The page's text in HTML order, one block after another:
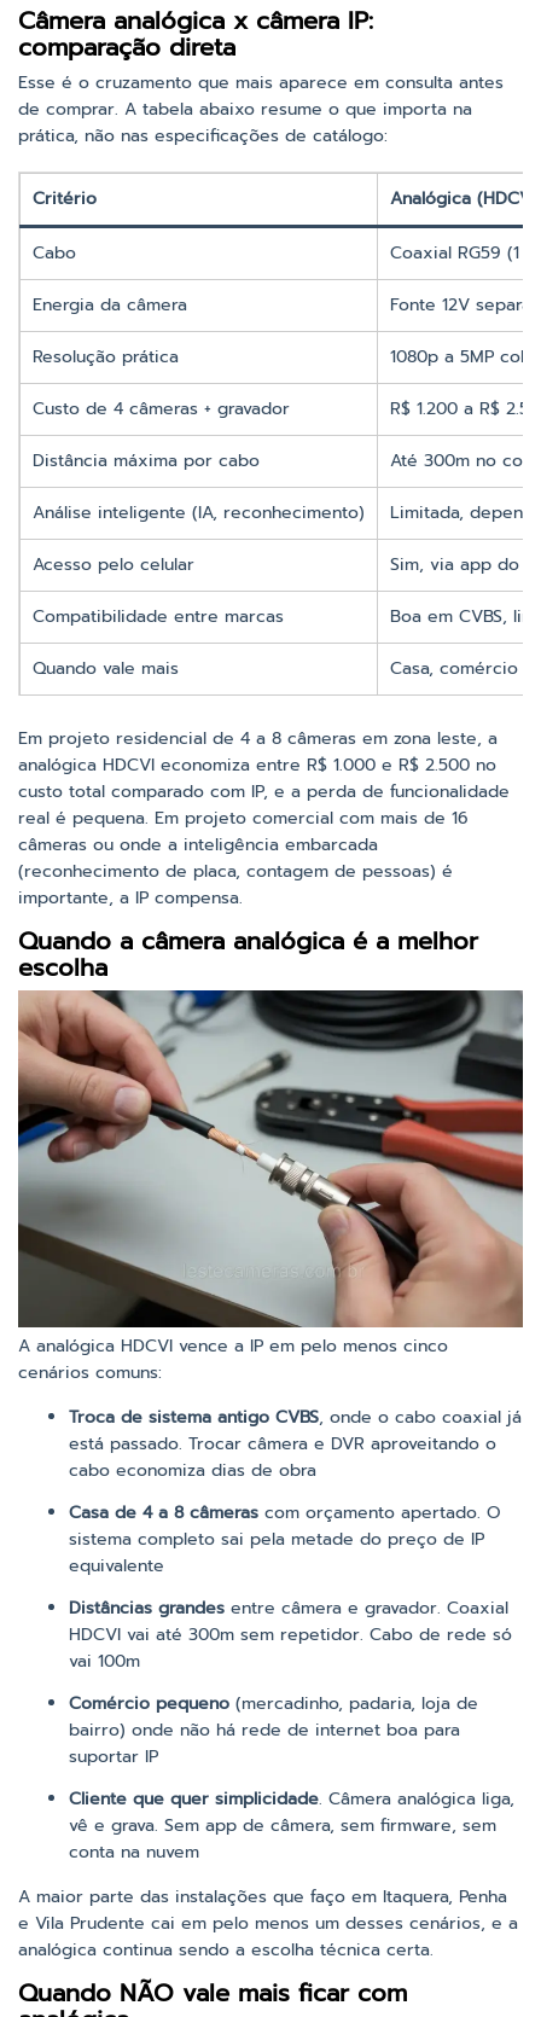
Câmera analógica x câmera IP:
comparação direta
Esse é o cruzamento que mais aparece em consulta antes
de comprar. A tabela abaixo resume o que importa na
prática, não nas especificações de catálogo:
Critério Analógica (HDCVI)
Cabo Coaxial RG59 (1
Energia da câmera Fonte 12V
Resolução prática 1080p a 5MP
Custo de 4 câmeras + gravador R$ 1.200 a R$
Distância máxima por cabo Até 300m no
Análise inteligente (IA, reconhecimento) Limitada,
Acesso pelo celular Sim, via app do
Compatibilidade entre marcas Boa em CVBS,
Quando vale mais Casa, comércio
Em projeto residencial de 4 a 8 câmeras em zona leste, a
analógica HDCVI economiza entre R$ 1.000 e R$ 2.500 no
custo total comparado com IP, e a perda de funcionalidade
real é pequena. Em projeto comercial com mais de 16
câmeras ou onde a inteligência embarcada
(reconhecimento de placa, contagem de pessoas) é
importante, a IP compensa.
Quando a câmera analógica é a melhor
escolha
A analógica HDCVI vence a IP em pelo menos cinco
cenários comuns:
Troca de sistema antigo CVBS, onde o cabo coaxial já
está passado. Trocar câmera e DVR aproveitando o
cabo economiza dias de obra
Casa de 4 a 8 câmeras com orçamento apertado. O
sistema completo sai pela metade do preço de IP
equivalente
Distâncias grandes entre câmera e gravador. Coaxial
HDCVI vai até 300m sem repetidor. Cabo de rede só
vai 100m
Comércio pequeno (mercadinho, padaria, loja de
bairro) onde não há rede de internet boa para
suportar IP
Cliente que quer simplicidade. Câmera analógica liga,
vê e grava. Sem app de câmera, sem firmware, sem
conta na nuvem
A maior parte das instalações que faço em Itaquera, Penha
e Vila Prudente cai em pelo menos um desses cenários, e a
analógica continua sendo a escolha técnica certa.
Quando NÃO vale mais ficar com